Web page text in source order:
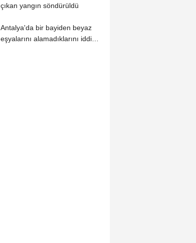
çıkan yangın söndürüldü
Antalya'da bir bayiden beyaz
eşyalarını alamadıklarını iddia